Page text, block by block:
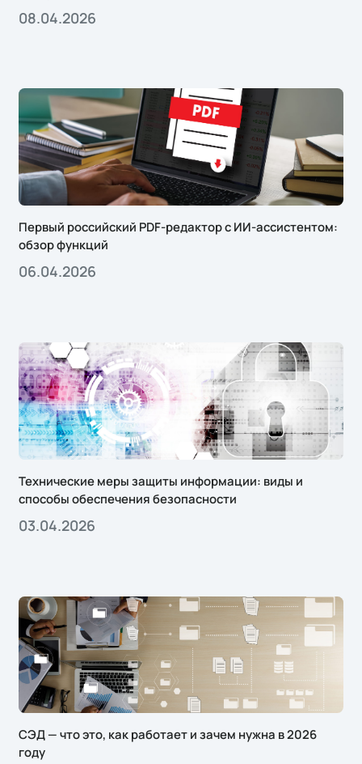
08.04.2026
Первый российский PDF-редактор с ИИ-ассистентом:
обзор функций
06.04.2026
Технические меры защиты информации: виды и
способы обеспечения безопасности
03.04.2026
СЭД — что это, как работает и зачем нужна в 2026
году